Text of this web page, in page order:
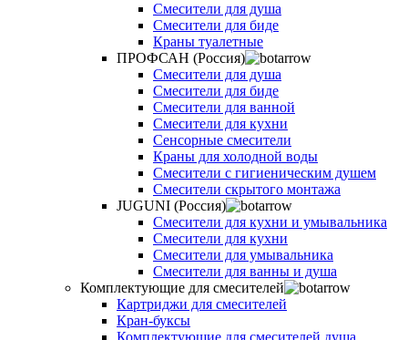
Смесители для душа
Смесители для биде
Краны туалетные
ПРОФСАН (Россия)
Смесители для душа
Смесители для биде
Смесители для ванной
Смесители для кухни
Сенсорные смесители
Краны для холодной воды
Смесители с гигиеническим душем
Смесители скрытого монтажа
JUGUNI (Россия)
Смесители для кухни и умывальника
Смесители для кухни
Смесители для умывальника
Смесители для ванны и душа
Комплектующие для смесителей
Картриджи для смесителей
Кран-буксы
Комплектующие для смесителей душа